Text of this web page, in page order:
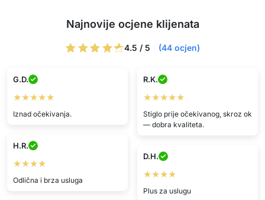
Najnovije ocjene klijenata
4.5 / 5 (44 ocjen)
G.D.
★★★★★
Iznad očekivanja.
R.K.
★★★★★
Stiglo prije očekivanog, skroz ok
— dobra kvaliteta.
H.R.
★★★★
Odlična i brza usluga
D.H.
★★★★
Plus za uslugu